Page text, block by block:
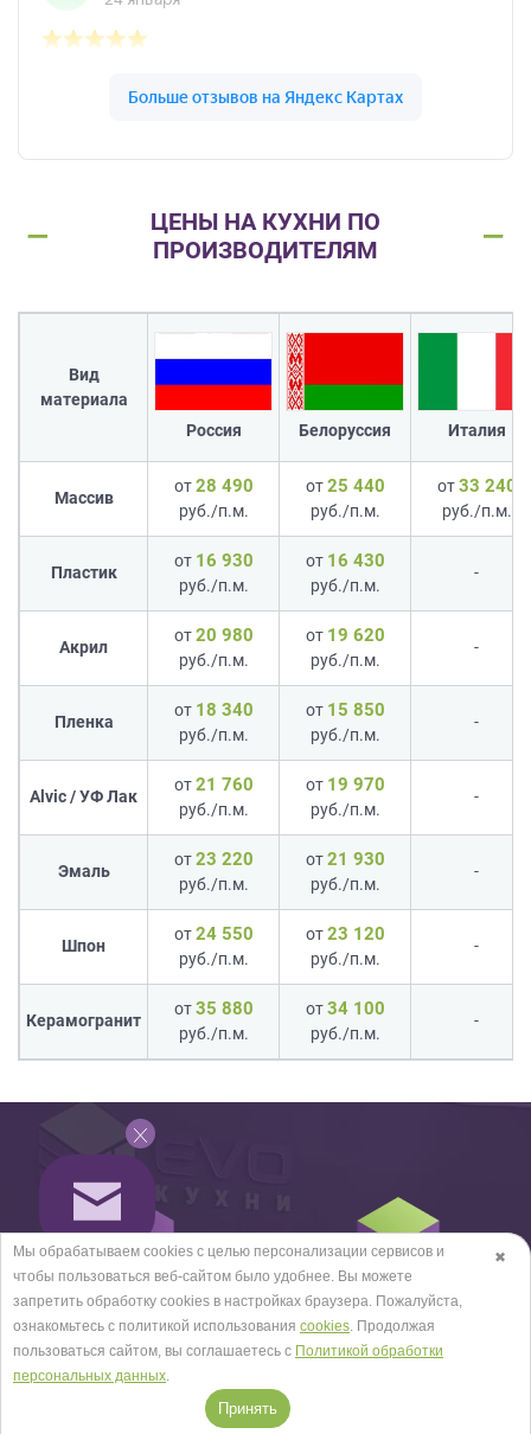
ЦЕНЫ НА КУХНИ ПО
ПРОИЗВОДИТЕЛЯМ
Вид
материала
Россия
Белоруссия Италия
Массив
от28 490
руб./п.м.
от25 440
руб./п.м.
от33 240
руб./п.м.
Пластик
от 16 930
руб./п.м.
от 16 430
руб./п.м.
-
Акрил
от20 980
руб./п.м.
от 19 620
руб./п.м.
-
Пленка
от 18 340
руб./п.м.
от 15 850
руб./п.м.
-
Alvic / УФ Лак
от21 760
руб./п.м.
от 19 970
руб./п.м.
-
Эмаль
от23 220
руб./п.м.
от21 930
руб./п.м.
-
Шпон
от24 550
руб./п.м.
от23 120
руб./п.м.
-
Керамогранит
от35 880
руб./п.м.
от34 100
руб./п.м.
-
Предварительный расчёт Замер
✖
Мы обрабатываем cookies с целью персонализации сервисов и
чтобы пользоваться веб-сайтом было удобнее. Вы можете
запретить обработку сookies в настройках браузера. Пожалуйста,
ознакомьтесь с политикой использования cookies. Продолжая
пользоваться сайтом, вы соглашаетесь с Политикой обработки
персональных данных.
Принять